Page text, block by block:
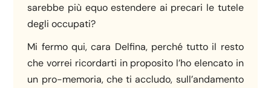
sarebbe più equo estendere ai precari le tutele
degli occupati?
Mi fermo qui, cara Delfina, perché tutto il resto
che vorrei ricordarti in proposito l’ho elencato in
un pro-memoria, che ti accludo, sull’andamento